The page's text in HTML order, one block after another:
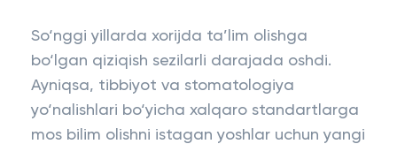
So‘nggi yillarda xorijda ta’lim olishga
bo‘lgan qiziqish sezilarli darajada oshdi.
Ayniqsa, tibbiyot va stomatologiya
yo‘nalishlari bo‘yicha xalqaro standartlarga
mos bilim olishni istagan yoshlar uchun yangi